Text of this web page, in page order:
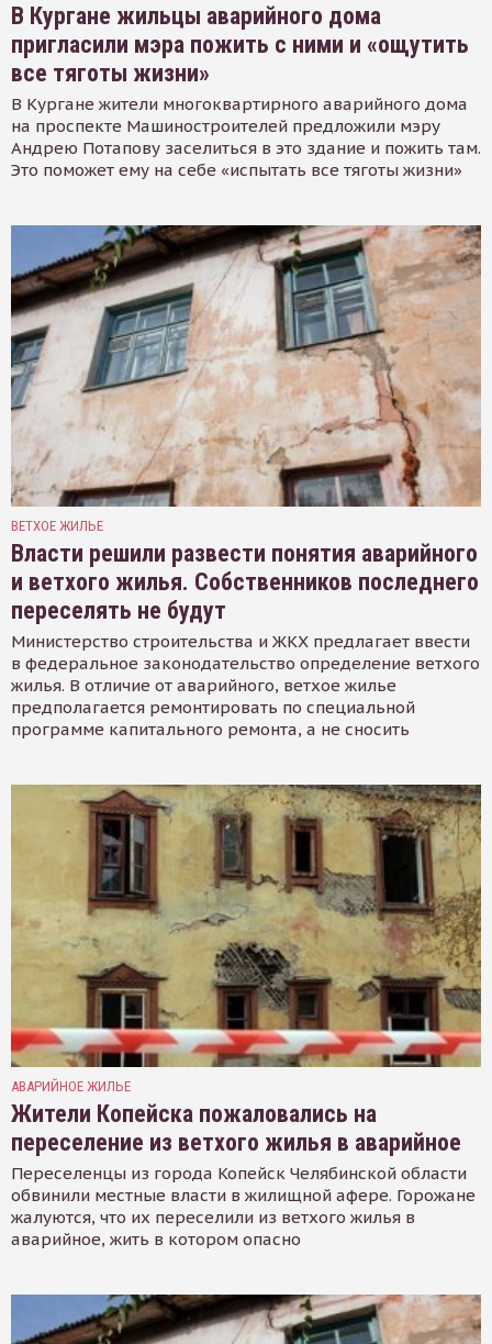
В Кургане жильцы аварийного дома
пригласили мэра пожить с ними и «ощутить
все тяготы жизни»
В Кургане жители многоквартирного аварийного дома
на проспекте Машиностроителей предложили мэру
Андрею Потапову заселиться в это здание и пожить там.
Это поможет ему на себе «испытать все тяготы жизни»
ВЕТХОЕ ЖИЛЬЕ
Власти решили развести понятия аварийного
и ветхого жилья. Собственников последнего
переселять не будут
Министерство строительства и ЖКХ предлагает ввести
в федеральное законодательство определение ветхого
жилья. В отличие от аварийного, ветхое жилье
предполагается ремонтировать по специальной
программе капитального ремонта, а не сносить
АВАРИЙНОЕ ЖИЛЬЕ
Жители Копейска пожаловались на
переселение из ветхого жилья в аварийное
Переселенцы из города Копейск Челябинской области
обвинили местные власти в жилищной афере. Горожане
жалуются, что их переселили из ветхого жилья в
аварийное, жить в котором опасно